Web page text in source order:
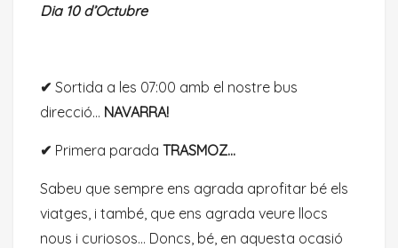
Dia 10 d’Octubre
✔ Sortida a les 07:00 amb el nostre bus
direcció… NAVARRA!
✔ Primera parada TRASMOZ…
Sabeu que sempre ens agrada aprofitar bé els
viatges, i també, que ens agrada veure llocs
nous i curiosos… Doncs, bé, en aquesta ocasió